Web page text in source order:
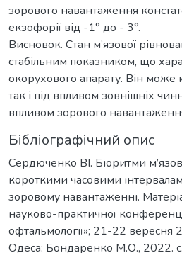
зорового навантаження
екзофорії від -1° до - 3°.
Висновок. Стан м’язової
стабільним показником, що
окорухового апарату. Він може
так і під впливом зовнішніх
впливом зорового
Бібліографічний опис
Сердюченко ВІ. Біоритми
короткими часовими
зоровому навантаженні.
науково-практичної
офтальмології»; 21-22 вересня
Одеса: Бондаренко М.О., 2022.